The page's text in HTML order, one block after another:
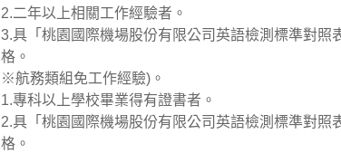
2.二年以上相關工作經驗者。
3.具「桃園國際機場股份有限公司英語檢測標準對照
格。
※航務類組免工作經驗)。
1.專科以上學校畢業得有證書者。
2.具「桃園國際機場股份有限公司英語檢測標準對
格。